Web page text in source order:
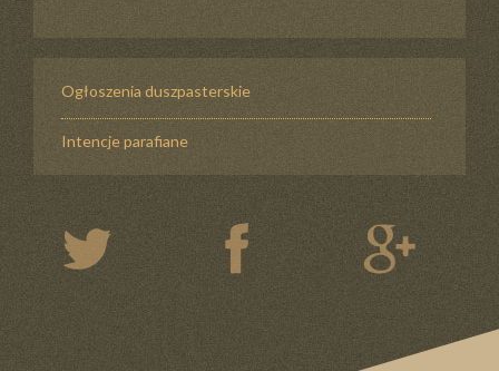
Ogłoszenia duszpasterskie
Intencje parafiane